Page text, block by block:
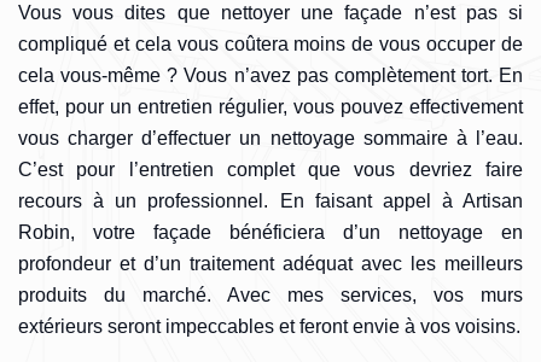
Vous vous dites que nettoyer une façade n’est pas si
compliqué et cela vous coûtera moins de vous occuper de
cela vous-même ? Vous n’avez pas complètement tort. En
effet, pour un entretien régulier, vous pouvez effectivement
vous charger d’effectuer un nettoyage sommaire à l’eau.
C’est pour l’entretien complet que vous devriez faire
recours à un professionnel. En faisant appel à Artisan
Robin, votre façade bénéficiera d’un nettoyage en
profondeur et d’un traitement adéquat avec les meilleurs
produits du marché. Avec mes services, vos murs
extérieurs seront impeccables et feront envie à vos voisins.